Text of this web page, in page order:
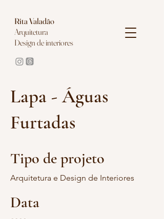
RitaValadão
Arquitetura
Design de interiores
Lapa - Águas
Furtadas
Tipo de projeto
Arquitetura e Design de Interiores
Data